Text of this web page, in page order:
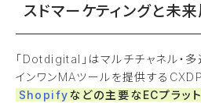
スドマーケティングと未
「Dotdigital」はマルチチャネル・
インワンMAツールを提供するCXDP
Shopifyなどの主要なECプラッ